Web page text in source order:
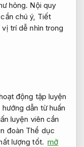
hỏng. Nội quy
chú ý, Tiết
trí dễ nhìn trong
động tập luyện
dẫn từ huấn
luyện viên cần
đoàn Thể dục
lượng tốt. mở